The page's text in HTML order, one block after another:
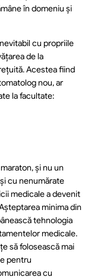
în domeniu și
cu propriile
de la
Acestea fiind
nou, ar
la facultate:
și nu un
cu nenumărate
medicale a devenit
minima din
tehnologia
medicale.
să folosească mai
pentru
cu